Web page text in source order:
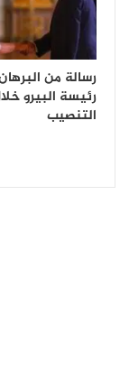
رسالة من
رئيسة البيرو
التنصيب